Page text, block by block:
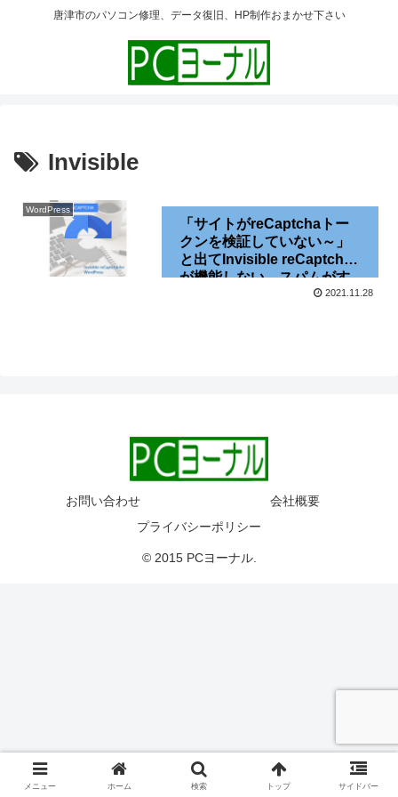
唐津市のパソコン修理、データ復旧、HP制作おまかせ下さい
Invisible
WordPress
「サイトがreCaptchaトー
クンを検証していない～」
と出てInvisible reCaptcha
が機能しない、スパムがす
り抜ける[Contact Form 7]2021.11.28
お問い合わせ
会社概要
プライバシーポリシー
© 2015 PCヨーナル.
メニュー ホーム 検索 トップ サイドバー